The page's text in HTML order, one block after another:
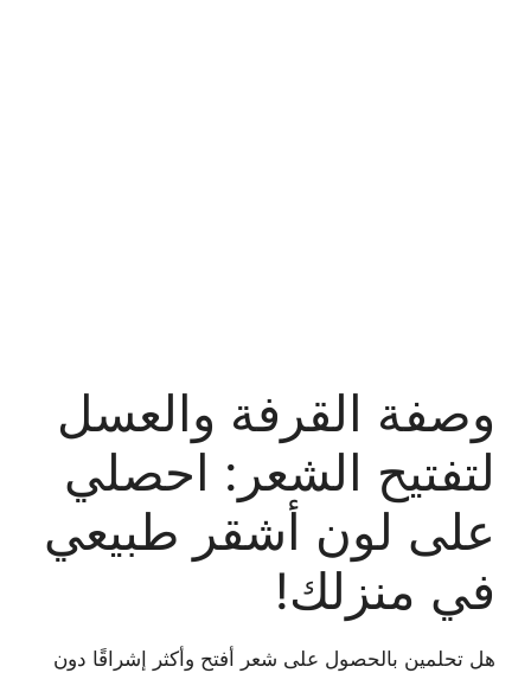
وصفة القرفة والعسل
لتفتيح الشعر: احصلي
على لون أشقر طبيعي
في منزلك!
هل تحلمين بالحصول على شعر أفتح وأكثر إشراقًا دون